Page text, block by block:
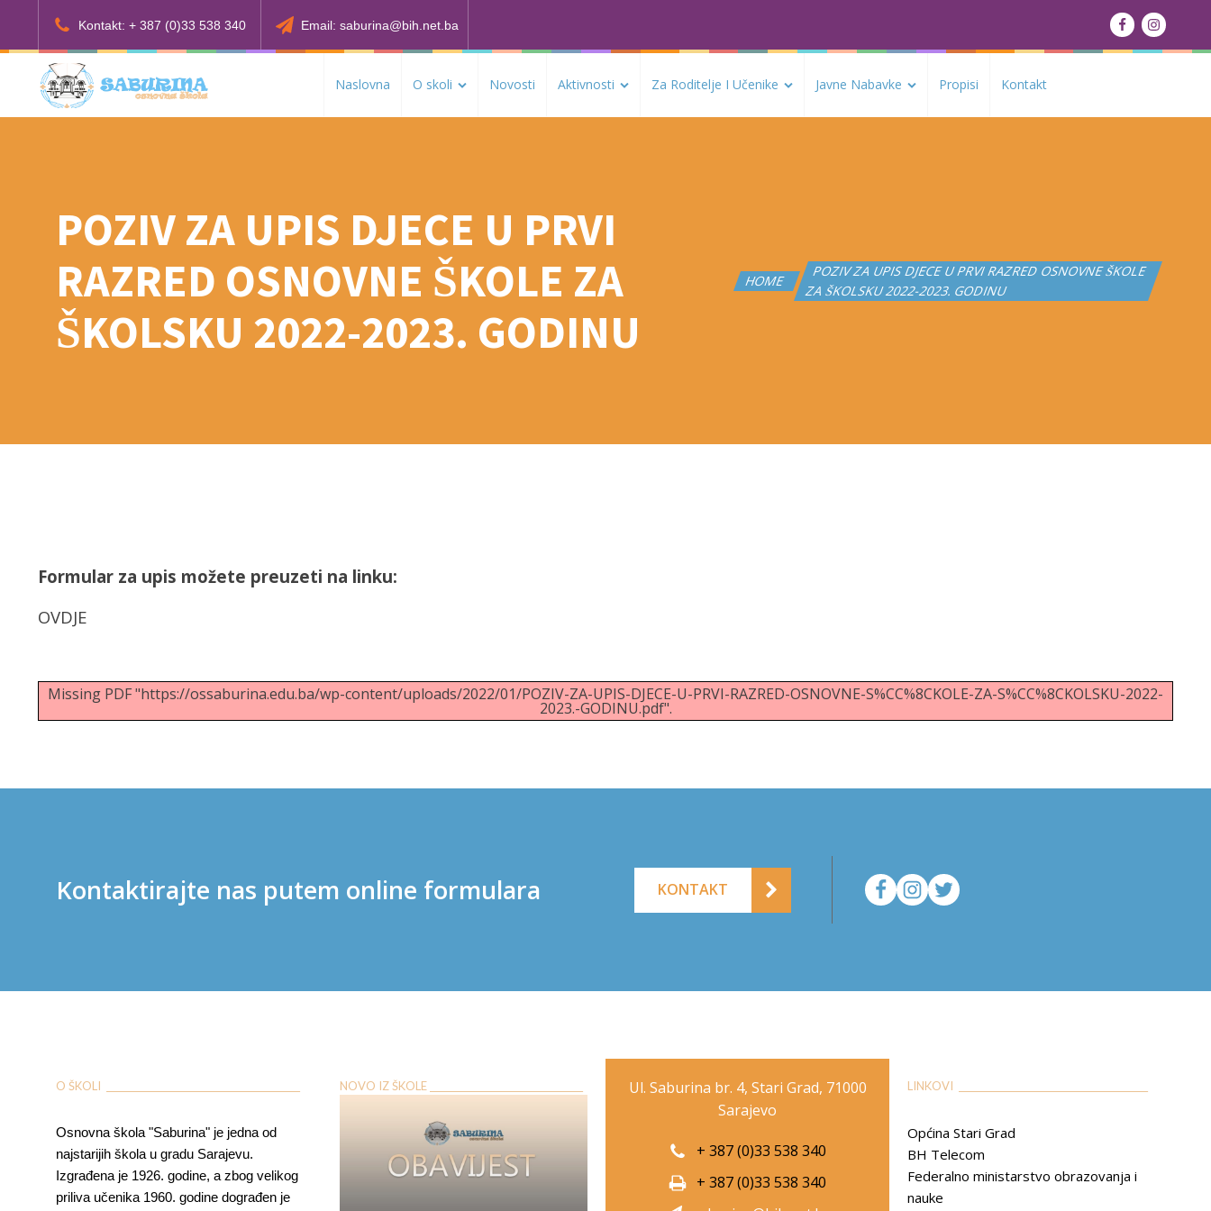
Kontakt: + 387 (0)33 538 340 Email: saburina@bih.net.ba
Naslovna O skoli Novosti Aktivnosti Za Roditelje I Učenike Javne Nabavke Propisi Kontakt
POZIV ZA UPIS DJECE U PRVI
RAZRED OSNOVNE ŠKOLE ZA
ŠKOLSKU 2022-2023. GODINU
HOME
POZIV ZA UPIS DJECE U PRVI RAZRED OSNOVNE ŠKOLE
ZA ŠKOLSKU 2022-2023. GODINU
Formular za upis možete preuzeti na linku:
OVDJE
Missing PDF "https://ossaburina.edu.ba/wp-content/uploads/2022/01/POZIV-ZA-UPIS-DJECE-U-PRVI-RAZRED-OSNOVNE-S%CC%8CKOLE-ZA-S%CC%8CKOLSKU-2022-
2023.-GODINU.pdf".
Kontaktirajte nas putem online formulara KONTAKT
O ŠKOLI ___________________________________________
Osnovna škola "Saburina" je jedna od
najstarijih škola u gradu Sarajevu.
Izgrađena je 1926. godine, a zbog velikog
priliva učenika 1960. godine dograđen je
NOVO IZ ŠKOLE __________________________________
Ul. Saburina br. 4, Stari Grad, 71000
Sarajevo
+ 387 (0)33 538 340
+ 387 (0)33 538 340
LINKOVI __________________________________________
Općina Stari Grad
BH Telecom
Federalno ministarstvo obrazovanja i
nauke